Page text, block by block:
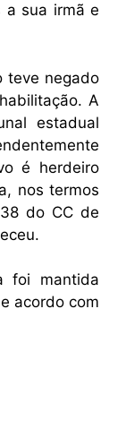
a sua irmã e
teve negado
A
estadual
é herdeiro
nos termos
do CC de
foi mantida
acordo com